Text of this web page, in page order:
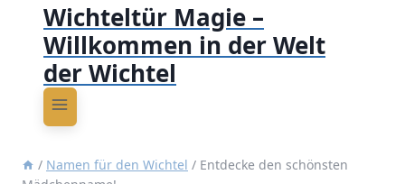
Wichteltür Magie –
Willkommen in der Welt
der Wichtel
/ Namen für den Wichtel / Entdecke den schönsten